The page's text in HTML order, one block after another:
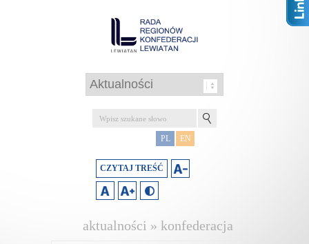
PL EN
CZYTAJ TREŚĆ
aktualności » konfederacja